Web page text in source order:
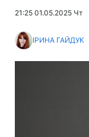
21:25 01.05.2025 Чт
ІРИНА ГАЙДУК